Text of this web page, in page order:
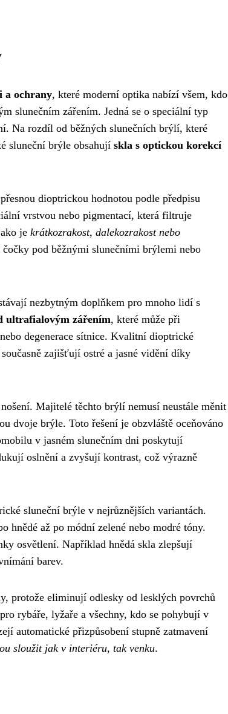
a ochrany, které moderní optika nabízí všem, kdo
slunečním zářením. Jedná se o speciální typ
Na rozdíl od běžných slunečních brýlí, které
sluneční brýle obsahují skla s optickou korekcí
dioptrickou hodnotou podle předpisu
vrstvou nebo pigmentací, která filtruje
je krátkozrakost, dalekozrakost nebo
pod běžnými slunečními brýlemi nebo
nezbytným doplňkem pro mnoho lidí s
ultrafialovým zářením, které může při
degenerace sítnice. Kvalitní dioptrické
zajišťují ostré a jasné vidění díky
Majitelé těchto brýlí nemusí neustále měnit
dvoje brýle. Toto řešení je obzvláště oceňováno
v jasném slunečním dni poskytují
oslnění a zvyšují kontrast, což výrazně
sluneční brýle v nejrůznějších variantách.
hnědé až po módní zelené nebo modré tóny.
osvětlení. Například hnědá skla zlepšují
barev.
protože eliminují odlesky od lesklých povrchů
rybáře, lyžaře a všechny, kdo se pohybují v
automatické přizpůsobení stupně zatmavení
sloužit jak v interiéru, tak venku.